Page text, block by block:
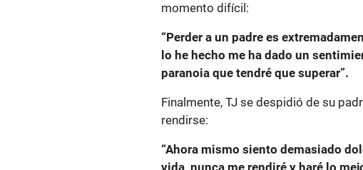
momento difícil:
“Perder a un padre es
lo he hecho me ha dado un
paranoia que tendré que superar”.
Finalmente, TJ se despidió de su
rendirse:
“Ahora mismo siento demasiado
vida, nunca me rendiré y haré lo